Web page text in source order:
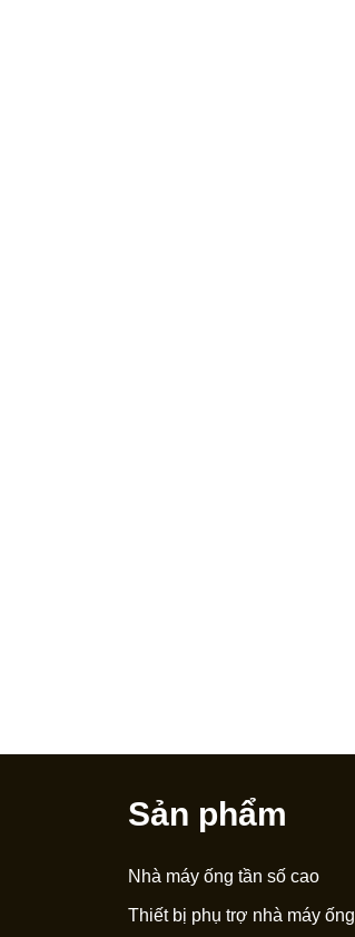
Sản phẩm
Nhà máy ống tần số cao
Thiết bị phụ trợ nhà máy ống